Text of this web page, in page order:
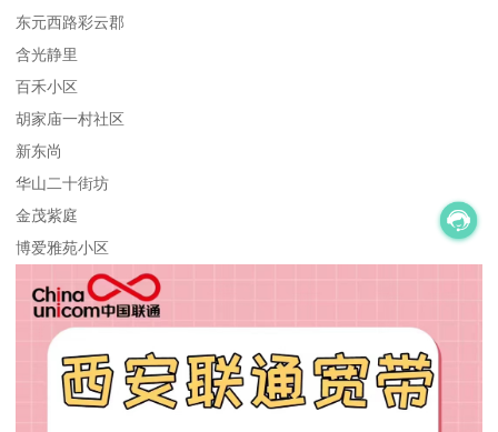
东元西路彩云郡
含光静里
百禾小区
胡家庙一村社区
新东尚
华山二十街坊
金茂紫庭
博爱雅苑小区